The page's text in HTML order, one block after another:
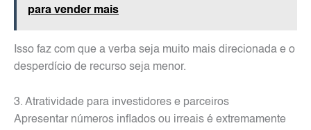
para vender mais
Isso faz com que a verba seja muito mais direcionada e o
desperdício de recurso seja menor.
3. Atratividade para investidores e parceiros
Apresentar números inflados ou irreais é extremamente